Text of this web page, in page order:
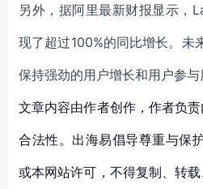
另外，据阿里最新财报显示，
现了超过100%的同比增长。未
保持强劲的用户增长和用户参与
文章内容由作者创作，作者负
合法性。出海易倡导尊重与保
或本网站许可，不得复制、转